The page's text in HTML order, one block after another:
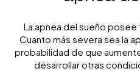
La apnea del sueño
Cuanto más severa sea la
probabilidad de que
desarrollar otras